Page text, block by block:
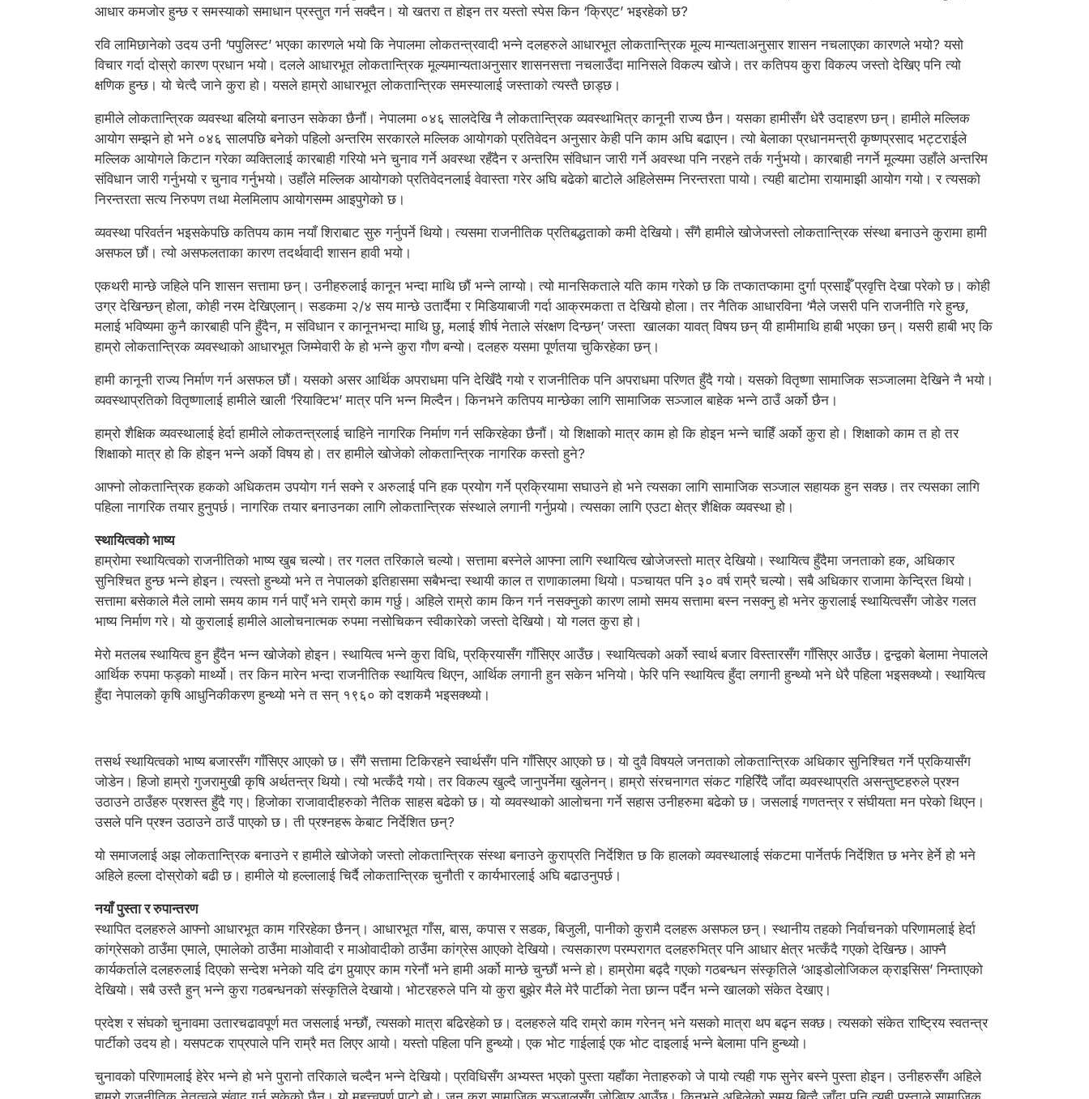
आधार कमजोर हुन्छ र समस्याको समाधान प्रस्तुत गर्न सक्दैन। यो खतरा त होइन तर यस्तो स्पेस किन ‘क्रिएट’ भइरहेको छ?
रवि लामिछानेको उदय उनी ‘पपुलिस्ट’ भएका कारणले भयो कि नेपालमा लोकतन्त्रवादी भन्ने दलहरुले आधारभूत लोकतान्त्रिक मूल्य मान्यताअनुसार शासन नचलाएका कारणले भयो? यसो
विचार गर्दा दोस्रो कारण प्रधान भयो। दलले आधारभूत लोकतान्त्रिक मूल्यमान्यताअनुसार शासनसत्ता नचलाउँदा मानिसले विकल्प खोजे। तर कतिपय कुरा विकल्प जस्तो देखिए पनि त्यो
क्षणिक हुन्छ। यो चेत्दै जाने कुरा हो। यसले हाम्रो आधारभूत लोकतान्त्रिक समस्यालाई जस्ताको त्यस्तै छाड्छ।
हामीले लोकतान्त्रिक व्यवस्था बलियो बनाउन सकेका छैनौं। नेपालमा ०४६ सालदेखि नै लोकतान्त्रिक व्यवस्थाभित्र कानूनी राज्य छैन। यसका हामीसँग धेरै उदाहरण छन्। हामीले मल्लिक
आयोग सम्झने हो भने ०४६ सालपछि बनेको पहिलो अन्तरिम सरकारले मल्लिक आयोगको प्रतिवेदन अनुसार केही पनि काम अघि बढाएन। त्यो बेलाका प्रधानमन्त्री कृष्णप्रसाद भट्टराईले
मल्लिक आयोगले किटान गरेका व्यक्तिलाई कारबाही गरियो भने चुनाव गर्ने अवस्था रहँदैन र अन्तरिम संविधान जारी गर्ने अवस्था पनि नरहने तर्क गर्नुभयो। कारबाही नगर्ने मूल्यमा उहाँले अन्तरिम
संविधान जारी गर्नुभयो र चुनाव गर्नुभयो। उहाँले मल्लिक आयोगको प्रतिवेदनलाई वेवास्ता गरेर अघि बढेको बाटोले अहिलेसम्म निरन्तरता पायो। त्यही बाटोमा रायामाझी आयोग गयो। र त्यसको
निरन्तरता सत्य निरुपण तथा मेलमिलाप आयोगसम्म आइपुगेको छ।
व्यवस्था परिवर्तन भइसकेपछि कतिपय काम नयाँ शिराबाट सुरु गर्नुपर्ने थियो। त्यसमा राजनीतिक प्रतिबद्धताको कमी देखियो। सँगै हामीले खोजेजस्तो लोकतान्त्रिक संस्था बनाउने कुरामा हामी
असफल छौं। त्यो असफलताका कारण तदर्थवादी शासन हावी भयो।
एकथरी मान्छे जहिले पनि शासन सत्तामा छन्। उनीहरुलाई कानून भन्दा माथि छौं भन्ने लाग्यो। त्यो मानसिकताले यति काम गरेको छ कि तप्कातप्कामा दुर्गा प्रसाईँ प्रवृत्ति देखा परेको छ। कोही
उग्र देखिन्छन् होला, कोही नरम देखिएलान्। सडकमा २/४ सय मान्छे उतार्दैमा र मिडियाबाजी गर्दा आक्रमकता त देखियो होला। तर नैतिक आधारविना ‘मैले जसरी पनि राजनीति गरे हुन्छ,
मलाई भविष्यमा कुनै कारबाही पनि हुँदैन, म संविधान र कानूनभन्दा माथि छु, मलाई शीर्ष नेताले संरक्षण दिन्छन्’ जस्ता खालका यावत् विषय छन् यी हामीमाथि हाबी भएका छन्। यसरी हाबी भए कि
हाम्रो लोकतान्त्रिक व्यवस्थाको आधारभूत जिम्मेवारी के हो भन्ने कुरा गौण बन्यो। दलहरु यसमा पूर्णतया चुकिरहेका छन्।
हामी कानूनी राज्य निर्माण गर्न असफल छौं। यसको असर आर्थिक अपराधमा पनि देखिँदै गयो र राजनीतिक पनि अपराधमा परिणत हुँदै गयो। यसको वितृष्णा सामाजिक सञ्जालमा देखिने नै भयो।
व्यवस्थाप्रतिको वितृष्णालाई हामीले खाली ‘रियाक्टिभ’ मात्र पनि भन्न मिल्दैन। किनभने कतिपय मान्छेका लागि सामाजिक सञ्जाल बाहेक भन्ने ठाउँ अर्को छैन।
हाम्रो शैक्षिक व्यवस्थालाई हेर्दा हामीले लोकतन्त्रलाई चाहिने नागरिक निर्माण गर्न सकिरहेका छैनौं। यो शिक्षाको मात्र काम हो कि होइन भन्ने चाहिँ अर्को कुरा हो। शिक्षाको काम त हो तर
शिक्षाको मात्र हो कि होइन भन्ने अर्को विषय हो। तर हामीले खोजेको लोकतान्त्रिक नागरिक कस्तो हुने?
आफ्नो लोकतान्त्रिक हकको अधिकतम उपयोग गर्न सक्ने र अरुलाई पनि हक प्रयोग गर्ने प्रक्रियामा सघाउने हो भने त्यसका लागि सामाजिक सञ्जाल सहायक हुन सक्छ। तर त्यसका लागि
पहिला नागरिक तयार हुनुपर्छ। नागरिक तयार बनाउनका लागि लोकतान्त्रिक संस्थाले लगानी गर्नुपर्‍यो। त्यसका लागि एउटा क्षेत्र शैक्षिक व्यवस्था हो।
स्थायित्वको भाष्य
हाम्रोमा स्थायित्वको राजनीतिको भाष्य खुब चल्यो। तर गलत तरिकाले चल्यो। सत्तामा बस्नेले आफ्ना लागि स्थायित्व खोजेजस्तो मात्र देखियो। स्थायित्व हुँदैमा जनताको हक, अधिकार
सुनिश्चित हुन्छ भन्ने होइन। त्यस्तो हुन्थ्यो भने त नेपालको इतिहासमा सबैभन्दा स्थायी काल त राणाकालमा थियो। पञ्चायत पनि ३० वर्ष राम्रै चल्यो। सबै अधिकार राजामा केन्द्रित थियो।
सत्तामा बसेकाले मैले लामो समय काम गर्न पाएँ भने राम्रो काम गर्छु। अहिले राम्रो काम किन गर्न नसक्नुको कारण लामो समय सत्तामा बस्न नसक्नु हो भनेर कुरालाई स्थायित्वसँग जोडेर गलत
भाष्य निर्माण गरे। यो कुरालाई हामीले आलोचनात्मक रुपमा नसोचिकन स्वीकारेको जस्तो देखियो। यो गलत कुरा हो।
मेरो मतलब स्थायित्व हुन हुँदैन भन्न खोजेको होइन। स्थायित्व भन्ने कुरा विधि, प्रक्रियासँग गाँसिएर आउँछ। स्थायित्वको अर्को स्वार्थ बजार विस्तारसँग गाँसिएर आउँछ। द्वन्द्वको बेलामा नेपालले
आर्थिक रुपमा फड्को मार्थ्यो। तर किन मारेन भन्दा राजनीतिक स्थायित्व थिएन, आर्थिक लगानी हुन सकेन भनियो। फेरि पनि स्थायित्व हुँदा लगानी हुन्थ्यो भने धेरै पहिला भइसक्थ्यो। स्थायित्व
हुँदा नेपालको कृषि आधुनिकीकरण हुन्थ्यो भने त सन् १९६० को दशकमै भइसक्थ्यो।
तसर्थ स्थायित्वको भाष्य बजारसँग गाँसिएर आएको छ। सँगै सत्तामा टिकिरहने स्वार्थसँग पनि गाँसिएर आएको छ। यो दुवै विषयले जनताको लोकतान्त्रिक अधिकार सुनिश्चित गर्ने प्रकियासँग
जोडेन। हिजो हाम्रो गुजरामुखी कृषि अर्थतन्त्र थियो। त्यो भत्कँदै गयो। तर विकल्प खुल्दै जानुपर्नेमा खुलेनन्। हाम्रो संरचनागत संकट गहिरिँदै जाँदा व्यवस्थाप्रति असन्तुष्टहरुले प्रश्न
उठाउने ठाउँहरु प्रशस्त हुँदै गए। हिजोका राजावादीहरुको नैतिक साहस बढेको छ। यो व्यवस्थाको आलोचना गर्ने सहास उनीहरुमा बढेको छ। जसलाई गणतन्त्र र संघीयता मन परेको थिएन।
उसले पनि प्रश्न उठाउने ठाउँ पाएको छ। ती प्रश्नहरू केबाट निर्देशित छन्?
यो समाजलाई अझ लोकतान्त्रिक बनाउने र हामीले खोजेको जस्तो लोकतान्त्रिक संस्था बनाउने कुराप्रति निर्देशित छ कि हालको व्यवस्थालाई संकटमा पार्नेतर्फ निर्देशित छ भनेर हेर्ने हो भने
अहिले हल्ला दोस्रोको बढी छ। हामीले यो हल्लालाई चिर्दै लोकतान्त्रिक चुनौती र कार्यभारलाई अघि बढाउनुपर्छ।
नयाँ पुस्ता र रुपान्तरण
स्थापित दलहरुले आफ्नो आधारभूत काम गरिरहेका छैनन्। आधारभूत गाँस, बास, कपास र सडक, बिजुली, पानीको कुरामै दलहरू असफल छन्। स्थानीय तहको निर्वाचनको परिणामलाई हेर्दा
कांग्रेसको ठाउँमा एमाले, एमालेको ठाउँमा माओवादी र माओवादीको ठाउँमा कांग्रेस आएको देखियो। त्यसकारण परम्परागत दलहरुभित्र पनि आधार क्षेत्र भत्कँदै गएको देखिन्छ। आफ्नै
कार्यकर्ताले दलहरुलाई दिएको सन्देश भनेको यदि ढंग पुर्‍याएर काम गरेनौं भने हामी अर्को मान्छे चुन्छौं भन्ने हो। हाम्रोमा बढ्दै गएको गठबन्धन संस्कृतिले ‘आइडोलोजिकल क्राइसिस’ निम्ताएको
देखियो। सबै उस्तै हुन् भन्ने कुरा गठबन्धनको संस्कृतिले देखायो। भोटरहरुले पनि यो कुरा बुझेर मैले मेरै पार्टीको नेता छान्न पर्दैन भन्ने खालको संकेत देखाए।
प्रदेश र संघको चुनावमा उतारचढावपूर्ण मत जसलाई भन्छौं, त्यसको मात्रा बढिरहेको छ। दलहरुले यदि राम्रो काम गरेनन् भने यसको मात्रा थप बढ्न सक्छ। त्यसको संकेत राष्ट्रिय स्वतन्त्र
पार्टीको उदय हो। यसपटक राप्रपाले पनि राम्रै मत लिएर आयो। यस्तो पहिला पनि हुन्थ्यो। एक भोट गाईलाई एक भोट दाइलाई भन्ने बेलामा पनि हुन्थ्यो।
चुनावको परिणामलाई हेरेर भन्ने हो भने पुरानो तरिकाले चल्दैन भन्ने देखियो। प्रविधिसँग अभ्यस्त भएको पुस्ता यहाँका नेताहरुको जे पायो त्यही गफ सुनेर बस्ने पुस्ता होइन। उनीहरुसँग अहिले